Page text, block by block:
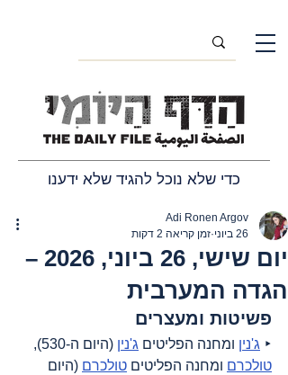
כדי שלא נוכל להגיד שלא ידענו
יום שישי, 26 ביוני, 2026 –
הגדה המערבית
Adi Ronen Argov
26 ביוני
זמן קריאה 2 דקות
פשיטות ומעצרים
‣ ג'נין ומחנה הפליטים ג'נין (היום ה-530),
טולכרם ומחנה הפליטים טולכרם (היום